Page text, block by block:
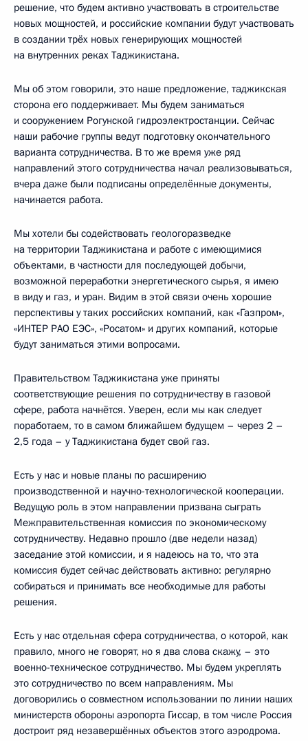
решение, что будем активно участвовать в строительстве
новых мощностей, и российские компании будут участвовать
в создании трёх новых генерирующих мощностей
на внутренних реках Таджикистана.
Мы об этом говорили, это наше предложение, таджикская
сторона его поддерживает. Мы будем заниматься
и сооружением Рогунской гидроэлектростанции. Сейчас
наши рабочие группы ведут подготовку окончательного
варианта сотрудничества. В то же время уже ряд
направлений этого сотрудничества начал реализовываться,
вчера даже были подписаны определённые документы,
начинается работа.
Мы хотели бы содействовать геологоразведке
на территории Таджикистана и работе с имеющимися
объектами, в частности для последующей добычи,
возможной переработки энергетического сырья, я имею
в виду и газ, и уран. Видим в этой связи очень хорошие
перспективы у таких российских компаний, как «Газпром»,
«ИНТЕР РАО ЕЭС», «Росатом» и других компаний, которые
будут заниматься этими вопросами.
Правительством Таджикистана уже приняты
соответствующие решения по сотрудничеству в газовой
сфере, работа начнётся. Уверен, если мы как следует
поработаем, то в самом ближайшем будущем – через 2 –
2,5 года – у Таджикистана будет свой газ.
Есть у нас и новые планы по расширению
производственной и научно-технологической кооперации.
Ведущую роль в этом направлении призвана сыграть
Межправительственная комиссия по экономическому
сотрудничеству. Недавно прошло (две недели назад)
заседание этой комиссии, и я надеюсь на то, что эта
комиссия будет сейчас действовать активно: регулярно
собираться и принимать все необходимые для работы
решения.
Есть у нас отдельная сфера сотрудничества, о которой, как
правило, много не говорят, но я два слова скажу, – это
военно-техническое сотрудничество. Мы будем укреплять
это сотрудничество по всем направлениям. Мы
договорились о совместном использовании по линии наших
министерств обороны аэропорта Гиссар, в том числе Россия
достроит ряд незавершённых объектов этого аэродрома.